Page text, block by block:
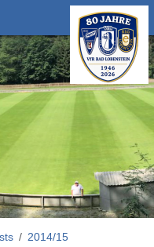
2014/15